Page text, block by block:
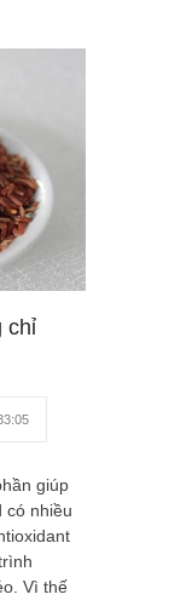
chỉ
giúp
có nhiều
Vì thế